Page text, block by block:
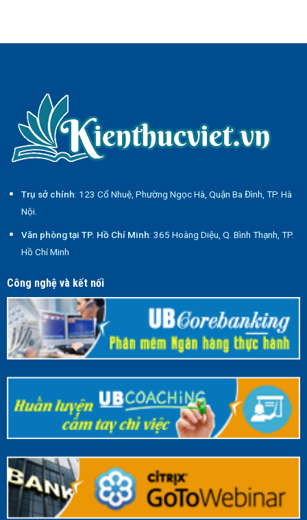
Trụ sở chính: 123 Cổ Nhuệ, Phường Ngọc Hà, Quận Ba Đình, TP. Hà
Nội.
Văn phòng tại TP. Hồ Chí Minh: 365 Hoàng Diệu, Q. Bình Thạnh, TP.
Hồ Chí Minh
Công nghệ và kết nối